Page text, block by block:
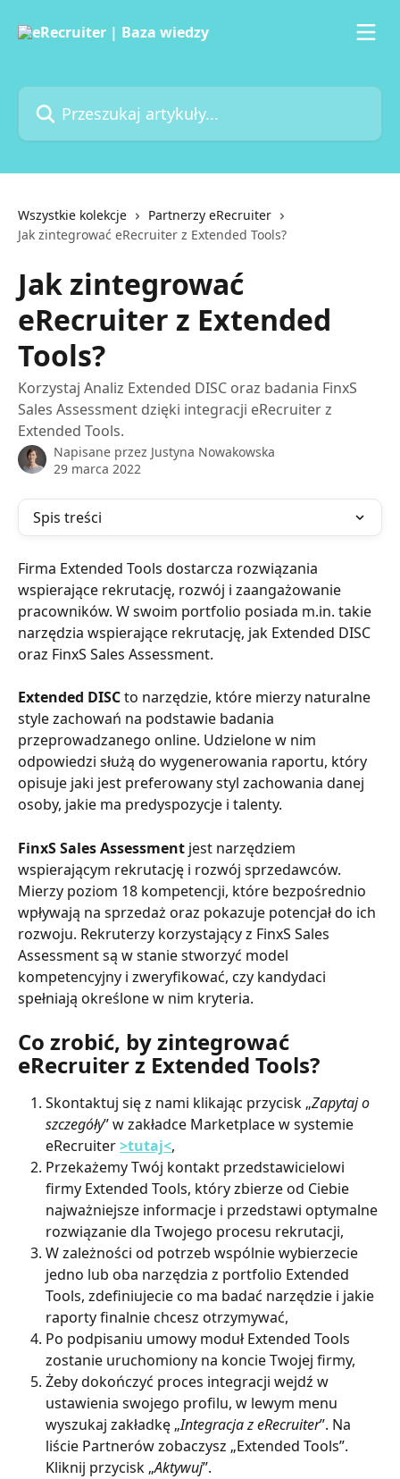
Przeszukaj artykuły...
Wszystkie kolekcje
Partnerzy eRecruiter
Jak zintegrować eRecruiter z Extended Tools?
Jak zintegrować
eRecruiter z Extended
Tools?
Korzystaj Analiz Extended DISC oraz badania FinxS
Sales Assessment dzięki integracji eRecruiter z
Extended Tools.
Napisane przez Justyna Nowakowska
29 marca 2022
Spis treści
Firma Extended Tools dostarcza rozwiązania
wspierające rekrutację, rozwój i zaangażowanie
pracowników. W swoim portfolio posiada m.in. takie
narzędzia wspierające rekrutację, jak Extended DISC
oraz FinxS Sales Assessment.
Extended DISC to narzędzie, które mierzy naturalne
style zachowań na podstawie badania
przeprowadzanego online. Udzielone w nim
odpowiedzi służą do wygenerowania raportu, który
opisuje jaki jest preferowany styl zachowania danej
osoby, jakie ma predyspozycje i talenty.
FinxS Sales Assessment jest narzędziem
wspierającym rekrutację i rozwój sprzedawców.
Mierzy poziom 18 kompetencji, które bezpośrednio
wpływają na sprzedaż oraz pokazuje potencjał do ich
rozwoju. Rekruterzy korzystający z FinxS Sales
Assessment są w stanie stworzyć model
kompetencyjny i zweryfikować, czy kandydaci
spełniają określone w nim kryteria.
Co zrobić, by zintegrować
eRecruiter z Extended Tools?
Skontaktuj się z nami klikając przycisk „Zapytaj o
szczegóły” w zakładce Marketplace w systemie
eRecruiter>tutaj<,
Przekażemy Twój kontakt przedstawicielowi
firmy Extended Tools, który zbierze od Ciebie
najważniejsze informacje i przedstawi optymalne
rozwiązanie dla Twojego procesu rekrutacji,
W zależności od potrzeb wspólnie wybierzecie
jedno lub oba narzędzia z portfolio Extended
Tools, zdefiniujecie co ma badać narzędzie i jakie
raporty finalnie chcesz otrzymywać,
Po podpisaniu umowy moduł Extended Tools
zostanie uruchomiony na koncie Twojej firmy,
Żeby dokończyć proces integracji wejdź w
ustawienia swojego profilu, w lewym menu
wyszukaj zakładkę „Integracja z eRecruiter”. Na
liście Partnerów zobaczysz „Extended Tools”.
Kliknij przycisk „Aktywuj”.